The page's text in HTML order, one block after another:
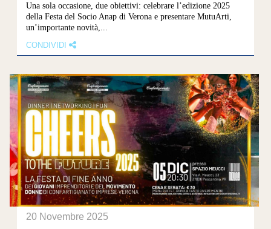
Una sola occasione, due obiettivi: celebrare l’edizione 2025
della Festa del Socio Anap di Verona e presentare MutuArti,
un’importante novità,...
CONDIVIDI
20 Novembre 2025